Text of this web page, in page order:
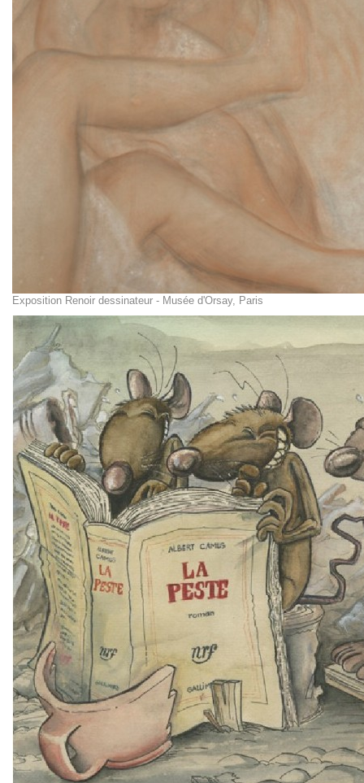
Exposition Renoir dessinateur - Musée d'Orsay, Paris